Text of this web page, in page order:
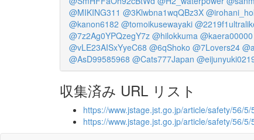
@MIKING311 @3Klwbna1wqQBz3X
@kanon6182 @tomoikusewayaki
@7z2Ag0YPQzegY7z @hilokkuma @kaera00000
@vLE23AISxYyeC68 @6qShoko @7Lovers24
@AsD99585968 @Cats777Japan
収集済み URL リスト
https://www.jstage.jst.go.jp/article/safety/56/
https://www.jstage.jst.go.jp/article/safety/56/